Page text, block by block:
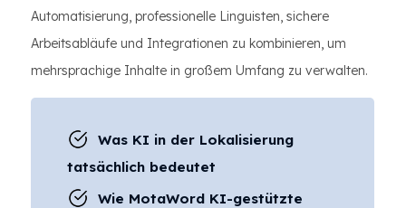
Automatisierung, professionelle Linguisten, sichere
Arbeitsabläufe und Integrationen zu kombinieren, um
mehrsprachige Inhalte in großem Umfang zu verwalten.
Was KI in der Lokalisierung
tatsächlich bedeutet
Wie MotaWord KI-gestützte